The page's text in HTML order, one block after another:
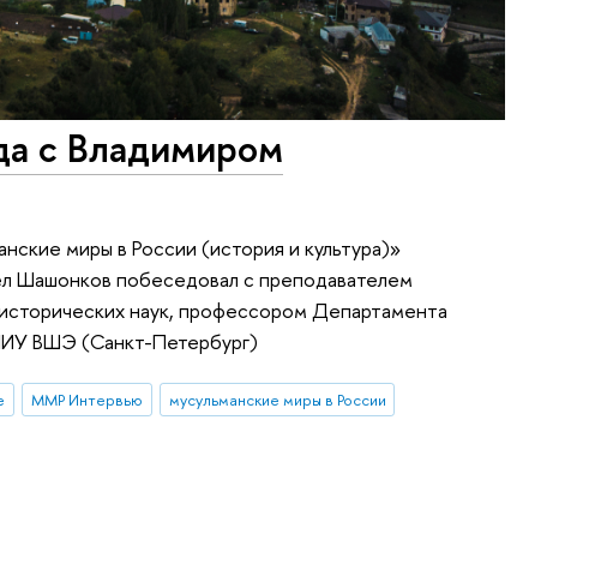
с Владимиром
миры в России (история и культура)»
Шашонков побеседовал с преподавателем
наук, профессором Департамента
ВШЭ (Санкт-Петербург)
ММР Интервью
мусульманские миры в России